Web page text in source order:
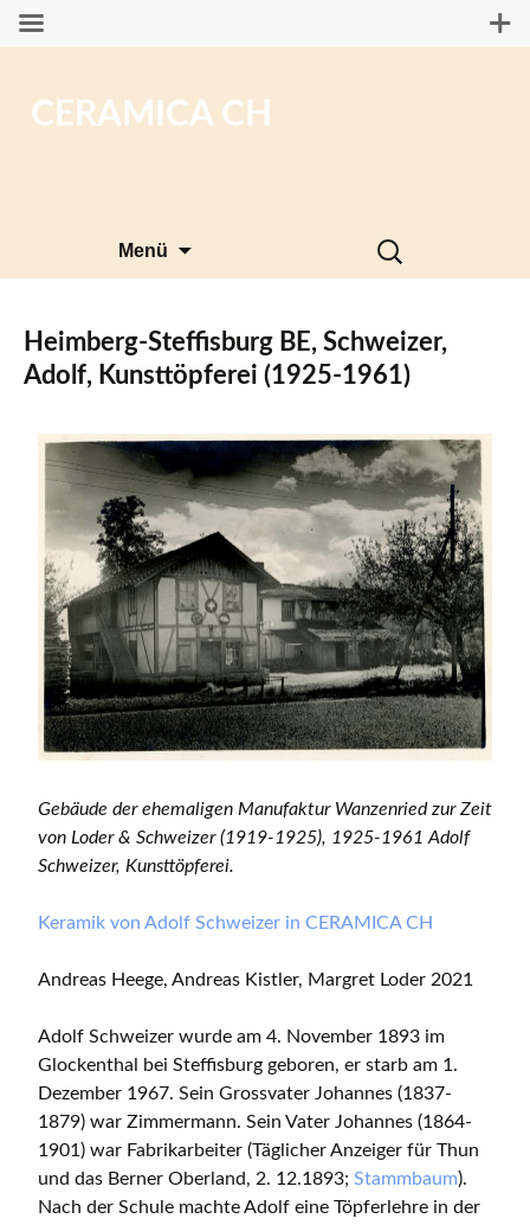
CERAMICA CH
Menü
Suchen
nach:
Heimberg-Steffisburg BE, Schweizer,
Adolf, Kunsttöpferei (1925-1961)
Gebäude der ehemaligen Manufaktur Wanzenried zur Zeit
von Loder & Schweizer (1919-1925), 1925-1961 Adolf
Schweizer, Kunsttöpferei.
Keramik von Adolf Schweizer in CERAMICA CH
Andreas Heege, Andreas Kistler, Margret Loder 2021
Adolf Schweizer wurde am 4. November 1893 im
Glockenthal bei Steffisburg geboren, er starb am 1.
Dezember 1967. Sein Grossvater Johannes (1837-
1879) war Zimmermann. Sein Vater Johannes (1864-
1901) war Fabrikarbeiter (Täglicher Anzeiger für Thun
und das Berner Oberland, 2. 12.1893; Stammbaum).
Nach der Schule machte Adolf eine Töpferlehre in der